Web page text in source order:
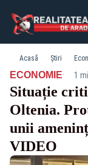
Acasă Știri
ECONOMIE· 1
Situație
Oltenia.
unii
VIDEO